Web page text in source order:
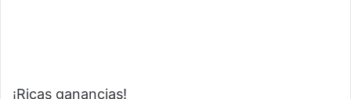
¡Ricas ganancias!